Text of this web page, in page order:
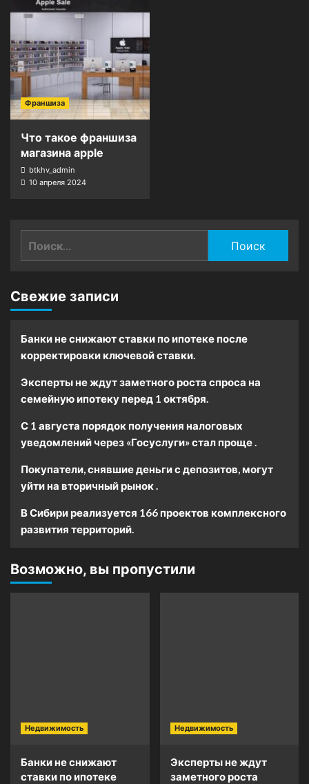
Франшиза
Что такое франшиза
магазина apple
btkhv_admin
10 апреля 2024
Свежие записи
Банки не снижают ставки по ипотеке после
корректировки ключевой ставки.
Эксперты не ждут заметного роста спроса на
семейную ипотеку перед 1 октября.
С 1 августа порядок получения налоговых
уведомлений через «Госуслуги» стал проще .
Покупатели, снявшие деньги с депозитов, могут
уйти на вторичный рынок .
В Сибири реализуется 166 проектов комплексного
развития территорий.
Возможно, вы пропустили
Недвижимость
Банки не снижают
ставки по ипотеке
Недвижимость
Эксперты не ждут
заметного роста